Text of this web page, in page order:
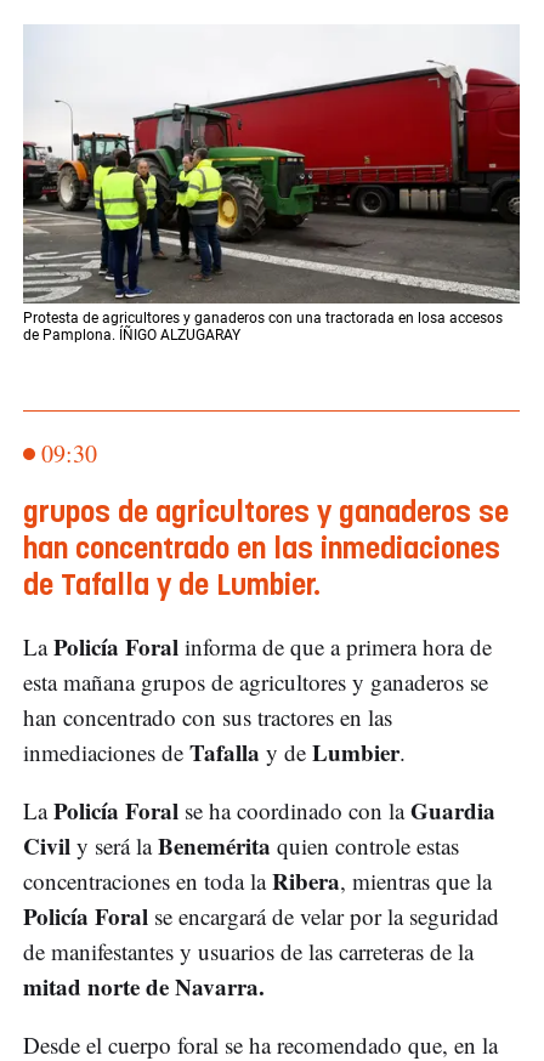
Protesta de agricultores y ganaderos con una tractorada en losa accesos
de Pamplona. ÍÑIGO ALZUGARAY
09:30
grupos de agricultores y ganaderos se
han concentrado en las inmediaciones
de Tafalla y de Lumbier.
LaPolicía Foral informa de que a primera hora de
esta mañana grupos de agricultores y ganaderos se
han concentrado con sus tractores en las
inmediaciones de Tafalla y de Lumbier.
LaPolicía Foral se ha coordinado con laGuardia
Civil y será laBenemérita quien controle estas
concentraciones en toda laRibera, mientras que la
Policía Foral se encargará de velar por la seguridad
de manifestantes y usuarios de las carreteras de la
mitad norte de Navarra.
Desde el cuerpo foral se ha recomendado que, en la